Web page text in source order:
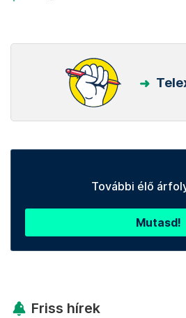
További élő
Mutasd!
Friss hírek